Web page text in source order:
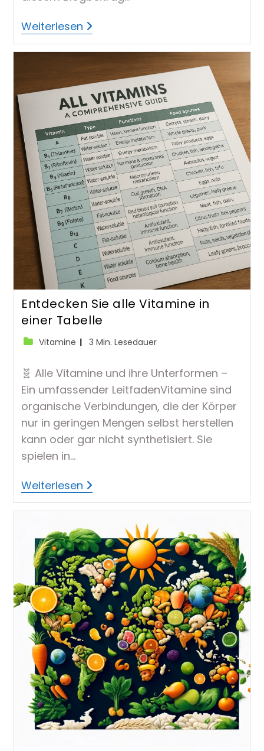
WeiterlesenWelche
Vitamine
Der
Banane
Entdecken Sie alle Vitamine in
einer Tabelle
Beitrags-
Vitamine Lesedauer:
3 Min. Lesedauer
🧬 Alle Vitamine und ihre Unterformen –
Ein umfassender LeitfadenVitamine sind
organische Verbindungen, die der Körper
nur in geringen Mengen selbst herstellen
kann oder gar nicht synthetisiert. Sie
spielen in…
WeiterlesenEntdecken
Sie
Einer
Tabelle